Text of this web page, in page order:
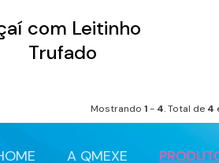
com Leitinho
Trufado
Mostrando 1 - 4. Total de 4
A QMEXE